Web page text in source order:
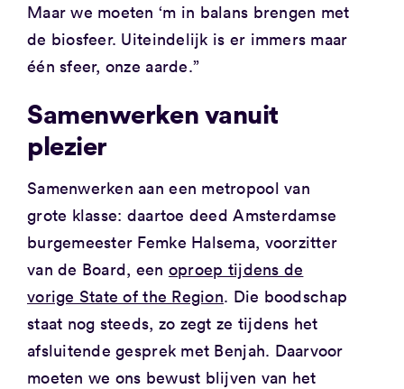
Maar we moeten ‘m in balans brengen met
de biosfeer. Uiteindelijk is er immers maar
één sfeer, onze aarde.”
Samenwerken vanuit
plezier
Samenwerken aan een metropool van
grote klasse: daartoe deed Amsterdamse
burgemeester Femke Halsema, voorzitter
van de Board, een oproep tijdens de
vorige State of the Region. Die boodschap
staat nog steeds, zo zegt ze tijdens het
afsluitende gesprek met Benjah. Daarvoor
moeten we ons bewust blijven van het